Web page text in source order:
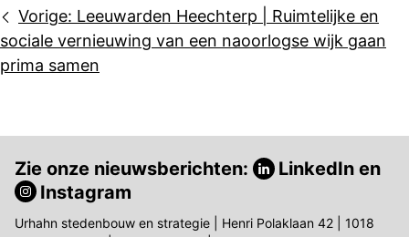
Bericht
navigatie
Vorige: Leeuwarden Heechterp | Ruimtelijke en
sociale vernieuwing van een naoorlogse wijk gaan
prima samen
Zie onze nieuwsberichten: LinkedIn en
Instagram
Urhahn stedenbouw en strategie | Henri Polaklaan 42 | 1018